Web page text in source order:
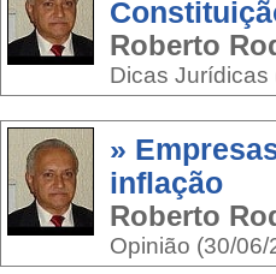
Roberto
Dicas Jurídicas
»
inflação
Roberto
Opinião (30/06/